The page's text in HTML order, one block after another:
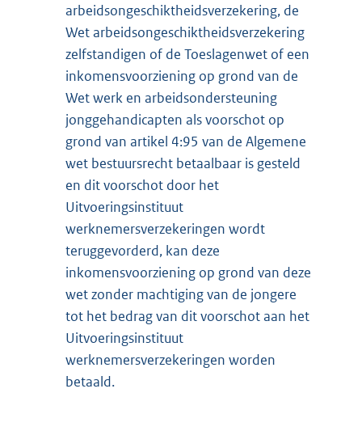
arbeidsongeschiktheidsverzekering, de
Wet arbeidsongeschiktheidsverzekering
zelfstandigen of de Toeslagenwet of een
inkomensvoorziening op grond van de
Wet werk en arbeidsondersteuning
jonggehandicapten als voorschot op
grond van artikel 4:95 van de Algemene
wet bestuursrecht betaalbaar is gesteld
en dit voorschot door het
Uitvoeringsinstituut
werknemersverzekeringen wordt
teruggevorderd, kan deze
inkomensvoorziening op grond van deze
wet zonder machtiging van de jongere
tot het bedrag van dit voorschot aan het
Uitvoeringsinstituut
werknemersverzekeringen worden
betaald.